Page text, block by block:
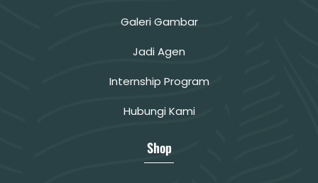
Galeri Gambar
Jadi Agen
Internship Program
Hubungi Kami
Shop